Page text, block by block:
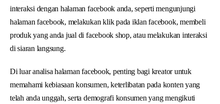
interaksi dengan halaman facebook anda, seperti mengunjungi
halaman facebook, melakukan klik pada iklan facebook, membeli
produk yang anda jual di facebook shop, atau melakukan interaksi
di siaran langsung.
Di luar analisa halaman facebook, penting bagi kreator untuk
memahami kebiasaan konsumen, keterlibatan pada konten yang
telah anda unggah, serta demografi konsumen yang mengikuti